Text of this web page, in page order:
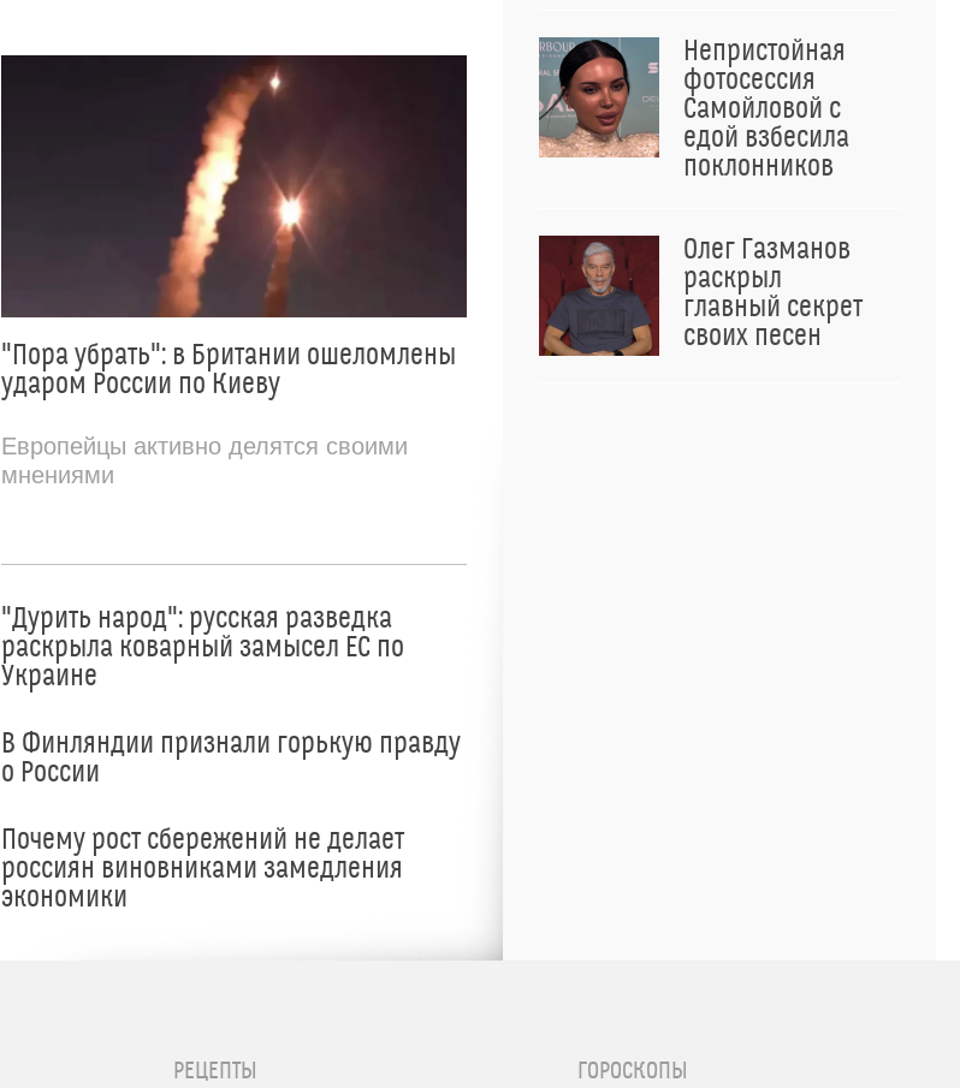
"Пора убрать": в Британии ошеломлены
ударом России по Киеву
Европейцы активно делятся своими
мнениями
"Дурить народ": русская разведка
раскрыла коварный замысел ЕС по
Украине
В Финляндии признали горькую правду
о России
Почему рост сбережений не делает
россиян виновниками замедления
экономики
Непристойная
фотосессия
Самойловой с
едой взбесила
поклонников
Олег Газманов
раскрыл
главный секрет
своих песен
РЕЦЕПТЫ ГОРОСКОПЫ